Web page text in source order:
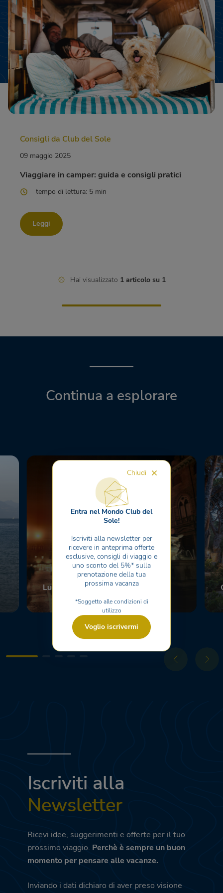
Consigli da Club del Sole
09 maggio 2025
Viaggiare in camper: guida e consigli pratici
tempo di lettura: 5 min
Leggi
Hai visualizzato 1 articolo su 1
Continua a esplorare
Luoghi da visitare
Scopri
Iscriviti alla
Newsletter
Ricevi idee, suggerimenti e offerte per il tuo
prossimo viaggio. Perchè è sempre un buon
momento per pensare alle vacanze.
Inviando i dati dichiaro di aver preso visione
Chiudi
Entra nel Mondo Club del
Sole!
Iscriviti alla newsletter per
ricevere in anteprima offerte
esclusive, consigli di viaggio e
uno sconto del 5%* sulla
prenotazione della tua
prossima vacanza
*Soggetto alle condizioni di
utilizzo
Voglio iscrivermi